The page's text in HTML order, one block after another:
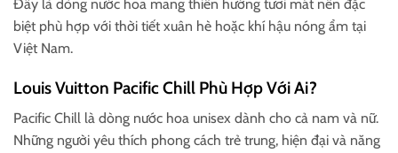
Đây là dòng nước hoa mang thiên hướng tươi mát nên đặc
biệt phù hợp với thời tiết xuân hè hoặc khí hậu nóng ẩm tại
Việt Nam.
Louis Vuitton Pacific Chill Phù Hợp Với Ai?
Pacific Chill là dòng nước hoa unisex dành cho cả nam và nữ.
Những người yêu thích phong cách trẻ trung, hiện đại và năng